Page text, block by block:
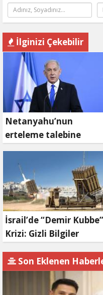
İlginizi Çekebilir
Netanyahu’nun
erteleme talebine
mahkemeden ret
İsrail’de “Demir Kubbe”
Krizi: Gizli Bilgiler
Gözaltında
Son Eklenen